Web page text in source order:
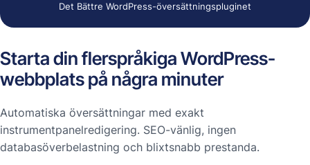
Det Bättre WordPress-översättningspluginet
Starta din flerspråkiga WordPress-
webbplats på några minuter
Automatiska översättningar med exakt
instrumentpanelredigering. SEO-vänlig, ingen
databasöverbelastning och blixtsnabb prestanda.